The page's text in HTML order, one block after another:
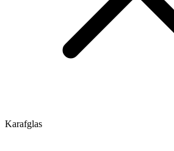
Karafglas